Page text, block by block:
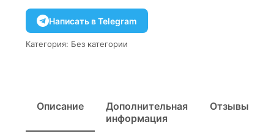
Написать в Telegram
Категория: Без категории
Описание
Дополнительная
информация
Отзывы